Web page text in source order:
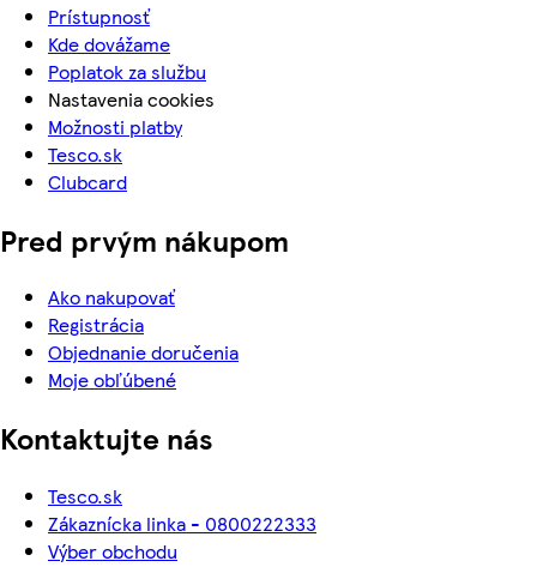
Prístupnosť
Kde dovážame
Poplatok za službu
Nastavenia cookies
Možnosti platby
Tesco.sk
Clubcard
Pred prvým nákupom
Ako nakupovať
Registrácia
Objednanie doručenia
Moje obľúbené
Kontaktujte nás
Tesco.sk
Zákaznícka linka - 0800222333
Výber obchodu